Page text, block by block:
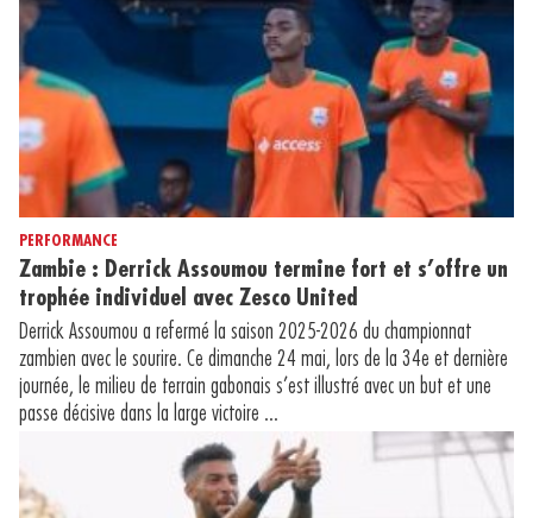
PERFORMANCE
Zambie : Derrick Assoumou termine fort et s’offre un
trophée individuel avec Zesco United
Derrick Assoumou a refermé la saison 2025-2026 du championnat
zambien avec le sourire. Ce dimanche 24 mai, lors de la 34e et dernière
journée, le milieu de terrain gabonais s’est illustré avec un but et une
passe décisive dans la large victoire ...